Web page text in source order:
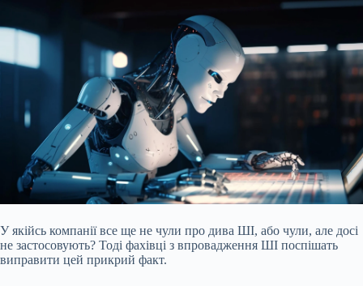
У якійсь компанії все ще не чули про дива ШІ, або чули, але досі
не застосовують? Тоді фахівці з впровадження ШІ поспішать
виправити цей прикрий факт.